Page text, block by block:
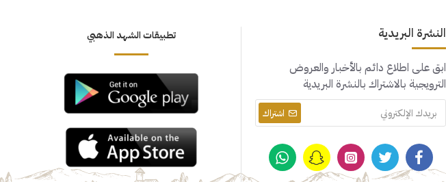
النشرة البريدية
ابق على اطلاع دائم بالأخبار والعروض
الترويجية بالاشتراك بالنشرة البريدية
اشتراك
تطبيقات الشهد الذهبي